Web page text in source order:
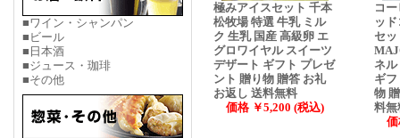
■ワイン・シャンパン
■ビール
■日本酒
■ジュース・珈琲
■その他
極みアイスセット 千本
松牧場 特選 牛乳 ミル
ク 生乳 国産 高級卵 エ
グロワイヤル スイーツ
デザート ギフト プレゼ
ント 贈り物 贈答 お礼
お返し 送料無料
価格 ￥5,200 (税込)
コ
ッ
セ
ネル
ギ
物
料無
価